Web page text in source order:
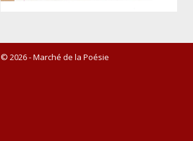
© 2026 - Marché de la Poésie